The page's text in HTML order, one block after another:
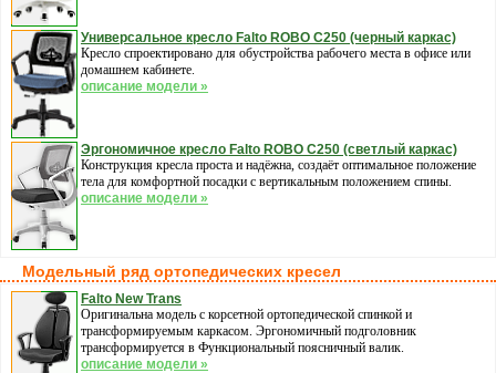
Универсальное кресло Falto ROBO С250 (черный каркас)
Кресло спроектировано для обустройства рабочего места в офисе или
домашнем кабинете.
описание модели »
Эргономичное кресло Falto ROBO С250 (светлый каркас)
Конструкция кресла проста и надёжна, создаёт оптимальное положение
тела для комфортной посадки с вертикальным положением спины.
описание модели »
Модельный ряд ортопедических кресел
Falto New Trans
Оригинальна модель с корсетной ортопедической спинкой и
трансформируемым каркасом. Эргономичный подголовник
трансформируется в Функциональный поясничный валик.
описание модели »